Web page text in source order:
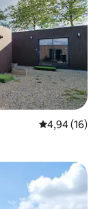
Xếp hạng
4,94 (16)